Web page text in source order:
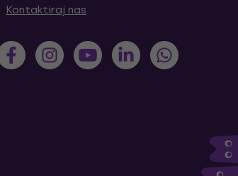
Kontaktiraj nas